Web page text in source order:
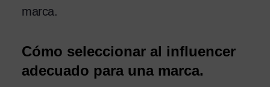
marca.
Cómo seleccionar al influencer
adecuado para una marca.